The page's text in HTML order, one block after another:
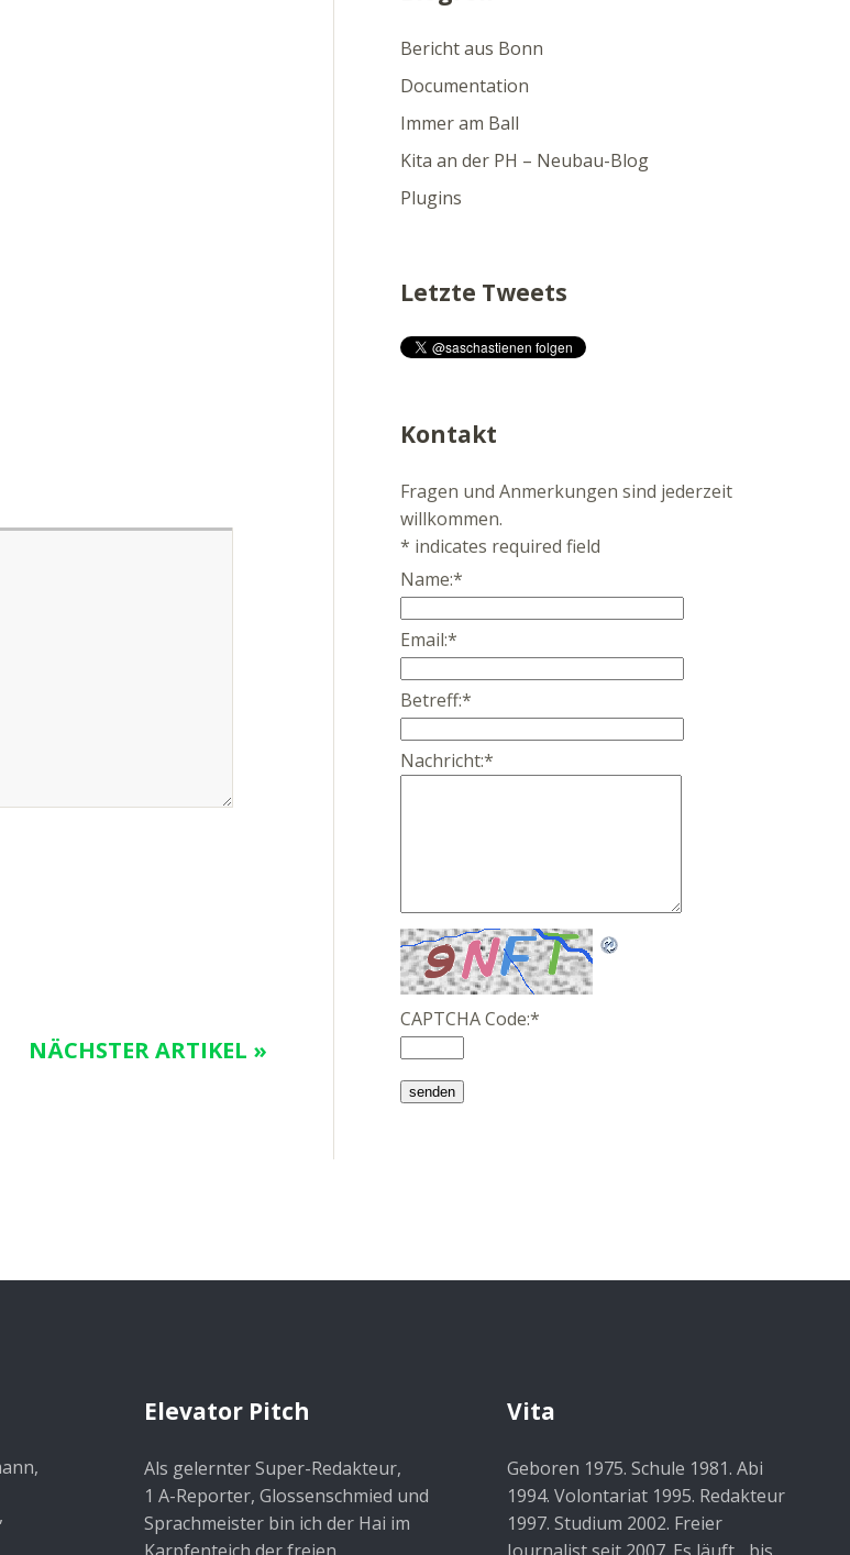
NÄCHSTER ARTIKEL »
Bericht aus Bonn
Documentation
Immer am Ball
Kita an der PH – Neubau-Blog
Plugins
Letzte Tweets
Kontakt
Fragen und Anmerkungen sind jederzeit
willkommen.
* indicates required field
Name:*
Email:*
Betreff:*
Nachricht:*
CAPTCHA Code:*
Elevator Pitch
Als gelernter Super-Redakteur,
1 A-Reporter, Glossenschmied und
Sprachmeister bin ich der Hai im
Vita
Geboren 1975. Schule 1981. Abi
1994. Volontariat 1995. Redakteur
1997. Studium 2002. Freier